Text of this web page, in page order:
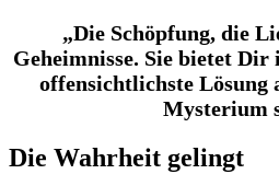
„Die Schöpfung, die
Geheimnisse. Sie bietet
offensichtlichste Lösung
Mysterium
Die Wahrheit gelingt